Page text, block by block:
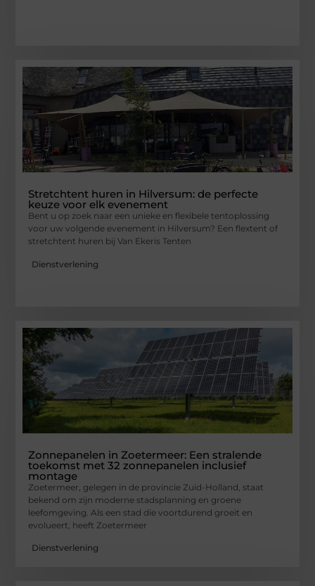
Stretchtent huren in Hilversum: de perfecte
keuze voor elk evenement
Bent u op zoek naar een unieke en flexibele tentoplossing
voor uw volgende evenement in Hilversum? Een flextent of
stretchtent huren bij Van Ekeris Tenten
Dienstverlening
Zonnepanelen in Zoetermeer: Een stralende
toekomst met 32 zonnepanelen inclusief
montage
Zoetermeer, gelegen in de provincie Zuid-Holland, staat
bekend om zijn moderne stadsplanning en groene
leefomgeving. Als een stad die voortdurend groeit en
evolueert, heeft Zoetermeer
Dienstverlening